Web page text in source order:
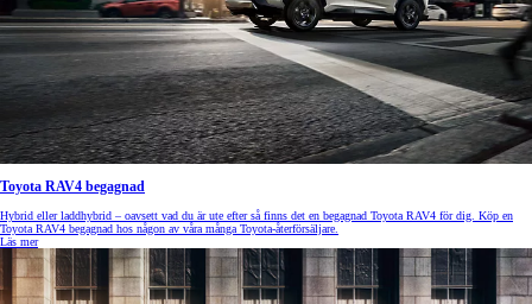
Toyota RAV4 begagnad
Hybrid eller laddhybrid – oavsett vad du är ute efter så finns det en begagnad Toyota RAV4 för dig. Köp en
Toyota RAV4 begagnad hos någon av våra många Toyota-återförsäljare.
Läs mer